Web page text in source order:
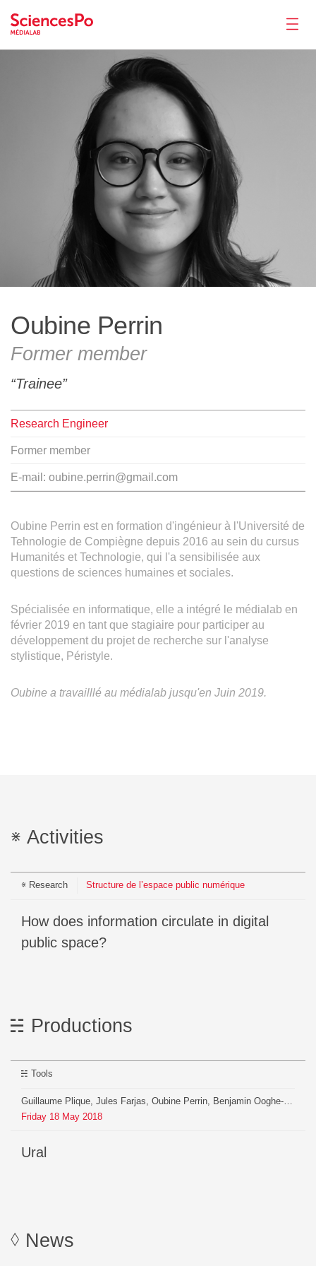
Productions
Activities
Seminar
Jobs
Team
FR| EN
Oubine Perrin
Oubine Perrin
Former member
Trainee
Research Engineer
Former member
E-mail: oubine.perrin@gmail.com
Oubine Perrin est en formation d'ingénieur à l'Université de
Tehnologie de Compiègne depuis 2016 au sein du cursus
Humanités et Technologie, qui l'a sensibilisée aux
questions de sciences humaines et sociales.
Spécialisée en informatique, elle a intégré le médialab en
février 2019 en tant que stagiaire pour participer au
développement du projet de recherche sur l'analyse
stylistique, Péristyle.
Oubine a travailllé au médialab jusqu'en Juin 2019.
Activities
Research Structure de l’espace public numérique
How does information circulate in digital
public space?
Productions
Tools
Guillaume Plique, Jules Farjas, Oubine Perrin, Benjamin Ooghe-Tabanou, Martin Delabre, Pauline Breteau
Friday 18 May 2018
Ural
News